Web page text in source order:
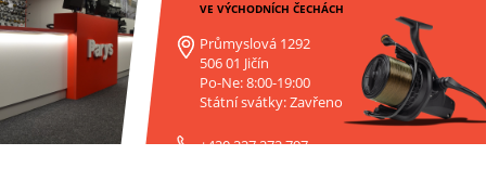
VE VÝCHODNÍCH ČECHÁCH
Průmyslová 1292
506 01 Jičín
Po-Ne: 8:00-19:00
Státní svátky: Zavřeno
+420 227 272 797